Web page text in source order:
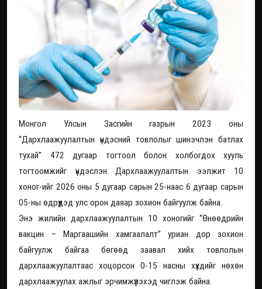
Монгол Улсын Засгийн газрын 2023 оны
“Дархлаажуулалтын үндэсний товлолыг шинэчлэн батлах
тухай” 472 дугаар тогтоол болон холбогдох хууль
тогтоомжийг үндэслэн Дархлаажуулалтын ээлжит 10
хоног-ийг 2026 оны 5 дугаар сарын 25-наас 6 дугаар сарын
05-ны өдрүүдэд улс орон даяар зохион байгуулж байна.
Энэ жилийн дархлаажуулалтын 10 хоногийг “Өнөөдрийн
вакцин – Маргаашийн хамгаалалт” уриан дор зохион
байгуулж байгаа бөгөөд заавал хийх товлолын
дархлаажуулалтаас хоцорсон 0-15 насны хүүхдийг нөхөн
дархлаажуулах ажлыг эрчимжүүлэхэд чиглэж байна.